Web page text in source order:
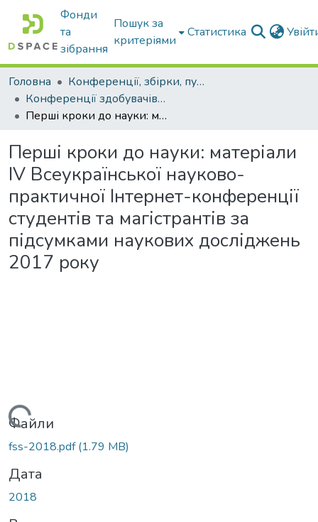
Фонди
та
зібрання
Пошук за
критеріями
Статистика
Головна
Конференції, збірки, публікації молодих вчених і здобувачів : магістрів, бакалаврів, аспірантів.
Конференції здобувачів та молодих вчених
Перші кроки до науки: матеріали IV Всеукраїнської науково-практичної Інтернет-конференції студентів та магістрантів за підсумками наукових досліджень 2017 року
Перші кроки до науки: матеріали
IV Всеукраїнської науково-
практичної Інтернет-конференції
студентів та магістрантів за
підсумками наукових досліджень
2017 року
Вантажиться...
Файли
fss-2018.pdf(1.79 MB)
Дата
2018